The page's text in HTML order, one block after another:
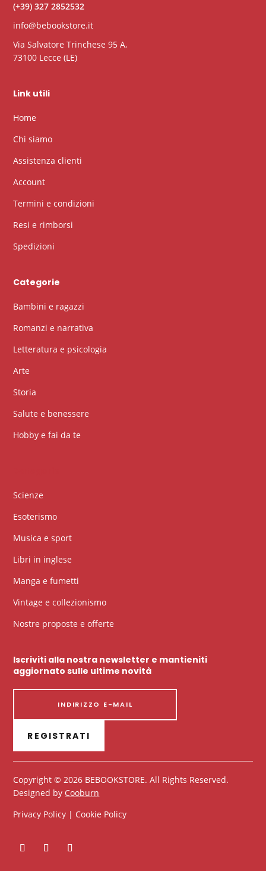
(+39) 327 2852532
info@bebookstore.it
Via Salvatore Trinchese 95 A,
73100 Lecce (LE)
Link utili
Home
Chi siamo
Assistenza clienti
Account
Termini e condizioni
Resi e rimborsi
Spedizioni
Categorie
Bambini e ragazzi
Romanzi e narrativa
Letteratura e psicologia
Arte
Storia
Salute e benessere
Hobby e fai da te
Scienze
Esoterismo
Musica e sport
Libri in inglese
Manga e fumetti
Vintage e collezionismo
Nostre proposte e offerte
Iscriviti alla nostra newsletter e mantieniti
aggiornato sulle ultime novità
REGISTRATI
Copyright © 2026 BEBOOKSTORE. All Rights Reserved.
Designed by Cooburn
Privacy Policy | Cookie Policy